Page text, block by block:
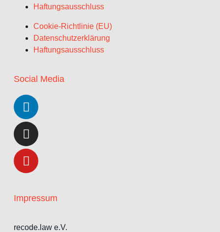
Haftungsausschluss
Cookie-Richtlinie (EU)
Datenschutzerklärung
Haftungsausschluss
Social Media
Impressum
recode.law e.V.